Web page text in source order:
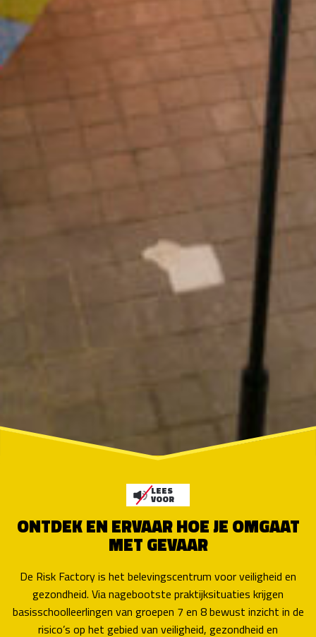
LEES
VOOR
ONTDEK EN ERVAAR HOE JE OMGAAT
MET GEVAAR
De Risk Factory is het belevingscentrum voor veiligheid en
gezondheid. Via nagebootste praktijksituaties krijgen
basisschoolleerlingen van groepen 7 en 8 bewust inzicht in de
risico’s op het gebied van veilig­heid, gezondheid en